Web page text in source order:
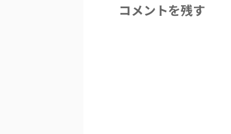
コメントを残す